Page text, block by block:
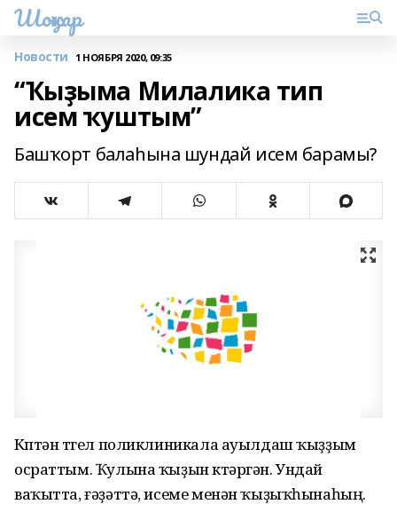
Шоңҡар
Новости 1 НОЯБРЯ 2020, 09:35
“Ҡыҙыма Милалика тип
исем ҡуштым”
Башҡорт балаһына шундай исем барамы?
Күптән түгел поликлиникала ауылдаш ҡыҙҙым
осраттым. Ҡулына ҡыҙын күтәргән. Ундай
ваҡытта, ғәҙәттә, исеме менән ҡыҙыҡһынаһың.